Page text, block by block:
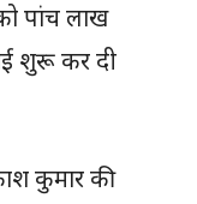
पांच लाख
शुरू कर दी
कुमार की